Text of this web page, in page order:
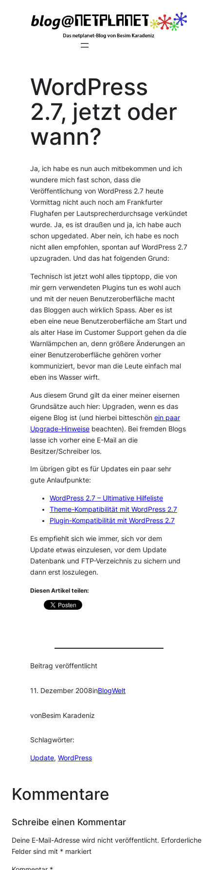
WordPress
2.7, jetzt oder
wann?
Ja, ich habe es nun auch mitbekommen und ich
wundere mich fast schon, dass die
Veröffentlichung von WordPress 2.7 heute
Vormittag nicht auch noch am Frankfurter
Flughafen per Lautsprecherdurchsage verkündet
wurde. Ja, es ist draußen und ja, ich habe auch
schon upgedated. Aber nein, ich habe es noch
nicht allen empfohlen, spontan auf WordPress 2.7
upzugraden. Und das hat folgenden Grund:
Technisch ist jetzt wohl alles tipptopp, die von
mir gern verwendeten Plugins tun es wohl auch
und mit der neuen Benutzeroberfläche macht
das Bloggen auch wirklich Spass. Aber es ist
eben eine neue Benutzeroberfläche am Start und
als alter Hase im Customer Support gehen da die
Warnlämpchen an, denn größere Änderungen an
einer Benutzeroberfläche gehören vorher
kommuniziert, bevor man die Leute einfach mal
eben ins Wasser wirft.
Aus diesem Grund gilt da einer meiner eisernen
Grundsätze auch hier: Upgraden, wenn es das
eigene Blog ist (und hierbei bitteschönein paar
Upgrade-Hinweise beachten). Bei fremden Blogs
lasse ich vorher eine E-Mail an die
Besitzer/Schreiber los.
Im übrigen gibt es für Updates ein paar sehr
gute Anlaufpunkte:
WordPress 2.7 – Ultimative Hilfeliste
Theme-Kompatibilität mit WordPress 2.7
Plugin-Kompatibilität mit WordPress 2.7
Es empfiehlt sich wie immer, sich vor dem
Update etwas einzulesen, vor dem Update
Datenbank und FTP-Verzeichnis zu sichern und
dann erst loszulegen.
Diesen Artikel teilen:
Beitrag veröffentlicht
11. Dezember 2008inBlogWelt
vonBesim Karadeniz
Schlagwörter:
Update, WordPress
Kommentare
Schreibe einen Kommentar
Deine E-Mail-Adresse wird nicht veröffentlicht. Erforderliche
Felder sind mit * markiert